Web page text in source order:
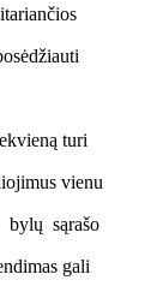
turi
vienu
bylų sąrašo
gali